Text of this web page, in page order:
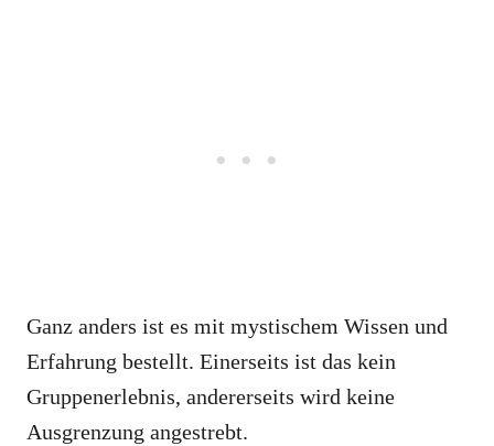
Ganz anders ist es mit mystischem Wissen und
Erfahrung bestellt. Einerseits ist das kein
Gruppenerlebnis, andererseits wird keine
Ausgrenzung angestrebt.